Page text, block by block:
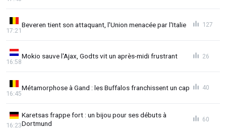
Beveren tient son attaquant, l'Union menacée par l'Italie
17:21
127
Mokio sauve l'Ajax, Godts vit un après-midi frustrant
16:58
26
Métamorphose à Gand : les Buffalos franchissent un cap
16:45
40
Karetsas frappe fort : un bijou pour ses débuts à
Dortmund
16:23
60